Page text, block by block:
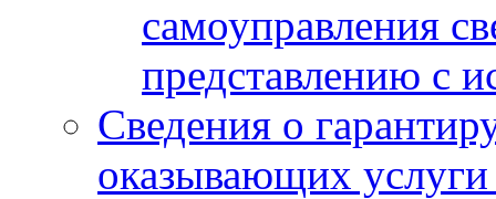
самоуправления
представлению с
Сведения о
оказывающих